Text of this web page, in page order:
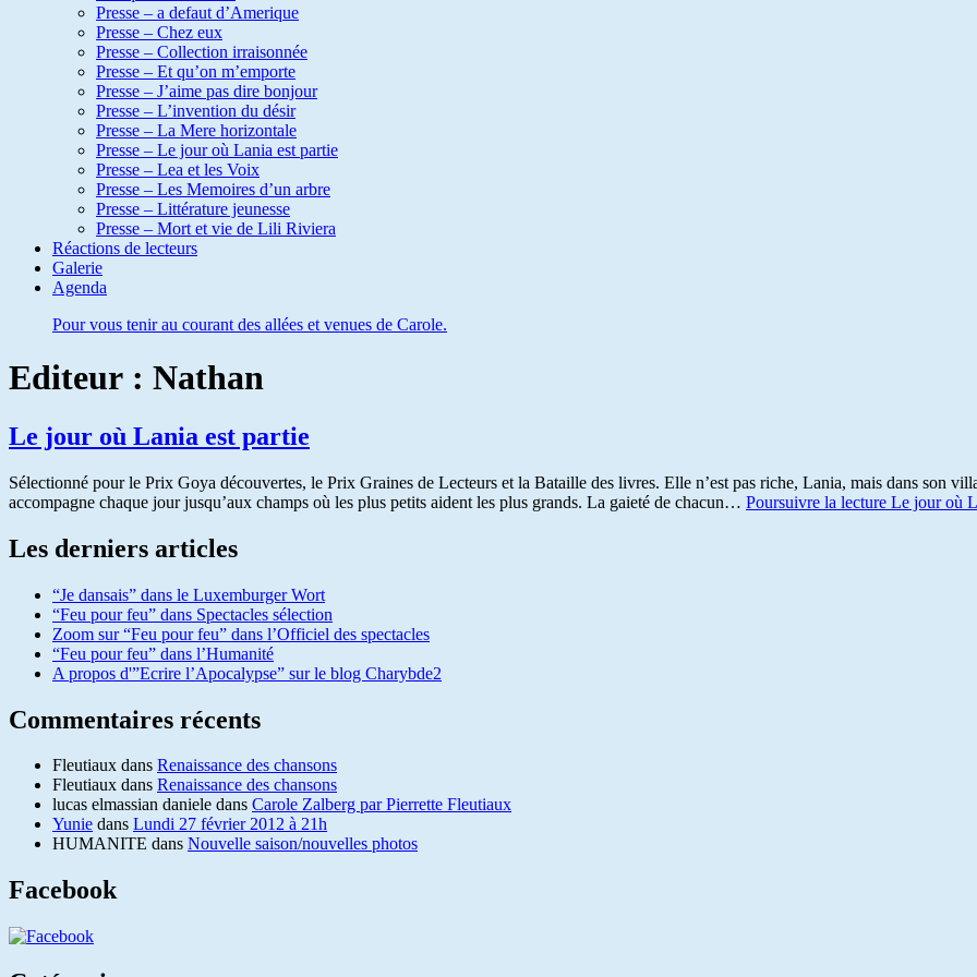
Presse – a defaut d’Amerique
Presse – Chez eux
Presse – Collection irraisonnée
Presse – Et qu’on m’emporte
Presse – J’aime pas dire bonjour
Presse – L’invention du désir
Presse – La Mere horizontale
Presse – Le jour où Lania est partie
Presse – Lea et les Voix
Presse – Les Memoires d’un arbre
Presse – Littérature jeunesse
Presse – Mort et vie de Lili Riviera
Réactions de lecteurs
Galerie
Agenda
Pour vous tenir au courant des allées et venues de Carole.
Editeur : Nathan
Le jour où Lania est partie
Sélectionné pour le Prix Goya découvertes, le Prix Graines de Lecteurs et la Bataille des livres. Elle n’est pas riche, Lania, mais dans son
accompagne chaque jour jusqu’aux champs où les plus petits aident les plus grands. La gaieté de chacun… Poursuivre la lecture Le jour où
Les derniers articles
“Je dansais” dans le Luxemburger Wort
“Feu pour feu” dans Spectacles sélection
Zoom sur “Feu pour feu” dans l’Officiel des spectacles
“Feu pour feu” dans l’Humanité
A propos d'”Ecrire l’Apocalypse” sur le blog Charybde2
Commentaires récents
Fleutiaux dans Renaissance des chansons
Fleutiaux dans Renaissance des chansons
lucas elmassian daniele dans Carole Zalberg par Pierrette Fleutiaux
Yunie dans Lundi 27 février 2012 à 21h
HUMANITE dans Nouvelle saison/nouvelles photos
Facebook